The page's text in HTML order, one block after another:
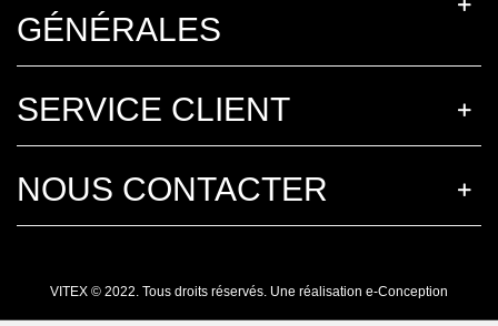
GÉNÉRALES
SERVICE CLIENT
NOUS CONTACTER
VITEX © 2022. Tous droits réservés. Une réalisation e-Conception